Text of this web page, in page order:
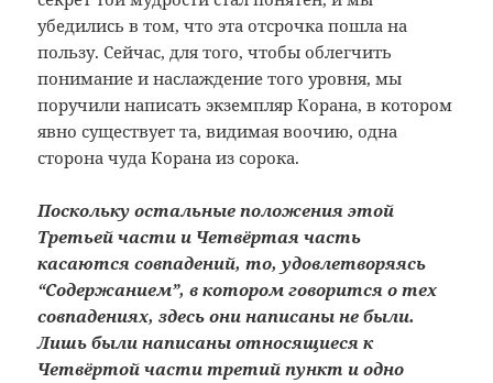
убедились в том, что эта отсрочка пошла на
пользу. Сейчас, для того, чтобы облегчить
понимание и наслаждение того уровня, мы
поручили написать экземпляр Корана, в котором
явно существует та, видимая воочию, одна
сторона чуда Корана из сорока.
Поскольку остальные положения этой
Третьей части и Четвёртая часть
касаются совпадений, то, удовлетворяясь
“Содержанием”, в котором говорится о тех
совпадениях, здесь они написаны не были.
Лишь были написаны относящиеся к
Четвёртой части третий пункт и одно